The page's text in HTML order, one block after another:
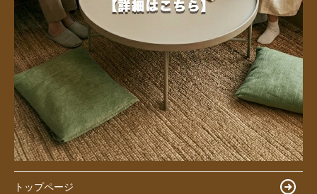
トップページ